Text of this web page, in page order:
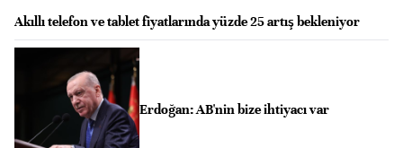
Akıllı telefon ve tablet fiyatlarında yüzde 25 artış bekleniyor
Erdoğan: AB'nin bize ihtiyacı var